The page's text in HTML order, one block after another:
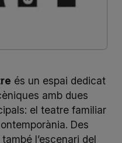
és un espai dedicat
amb dues
el teatre familiar
Des
l’escenari del